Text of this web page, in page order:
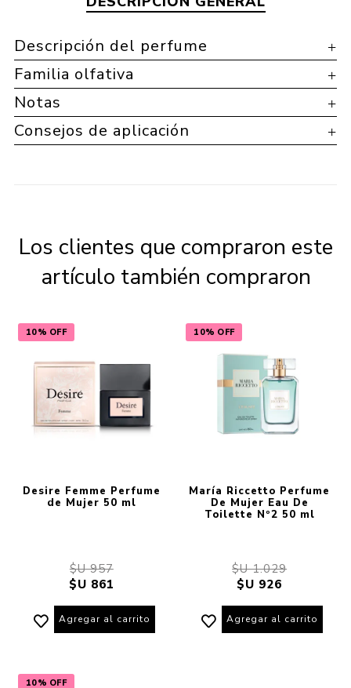
Descripción del perfume
Familia olfativa
Notas
Consejos de aplicación
Los clientes que compraron este
artículo también compraron
10% OFF
Desire Femme Perfume
de Mujer 50 ml
$U 957
$U 861
Agregar al carrito
10% OFF
María Riccetto Perfume
De Mujer Eau De
Toilette Nº2 50 ml
$U 1.029
$U 926
Agregar al carrito
10% OFF